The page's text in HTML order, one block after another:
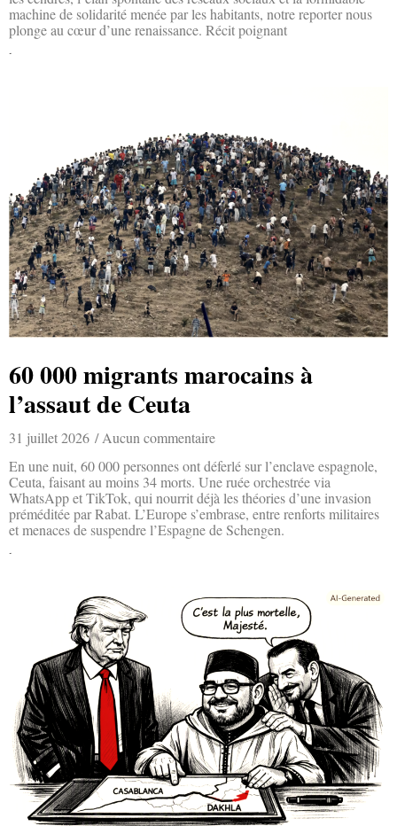
machine de solidarité menée par les habitants, notre reporter nous
plonge au cœur d’une renaissance. Récit poignant
60 000 migrants marocains à
l’assaut de Ceuta
31 juillet 2026
Aucun commentaire
En une nuit, 60 000 personnes ont déferlé sur l’enclave espagnole,
Ceuta, faisant au moins 34 morts. Une ruée orchestrée via
WhatsApp et TikTok, qui nourrit déjà les théories d’une invasion
préméditée par Rabat. L’Europe s’embrase, entre renforts militaires
et menaces de suspendre l’Espagne de Schengen.